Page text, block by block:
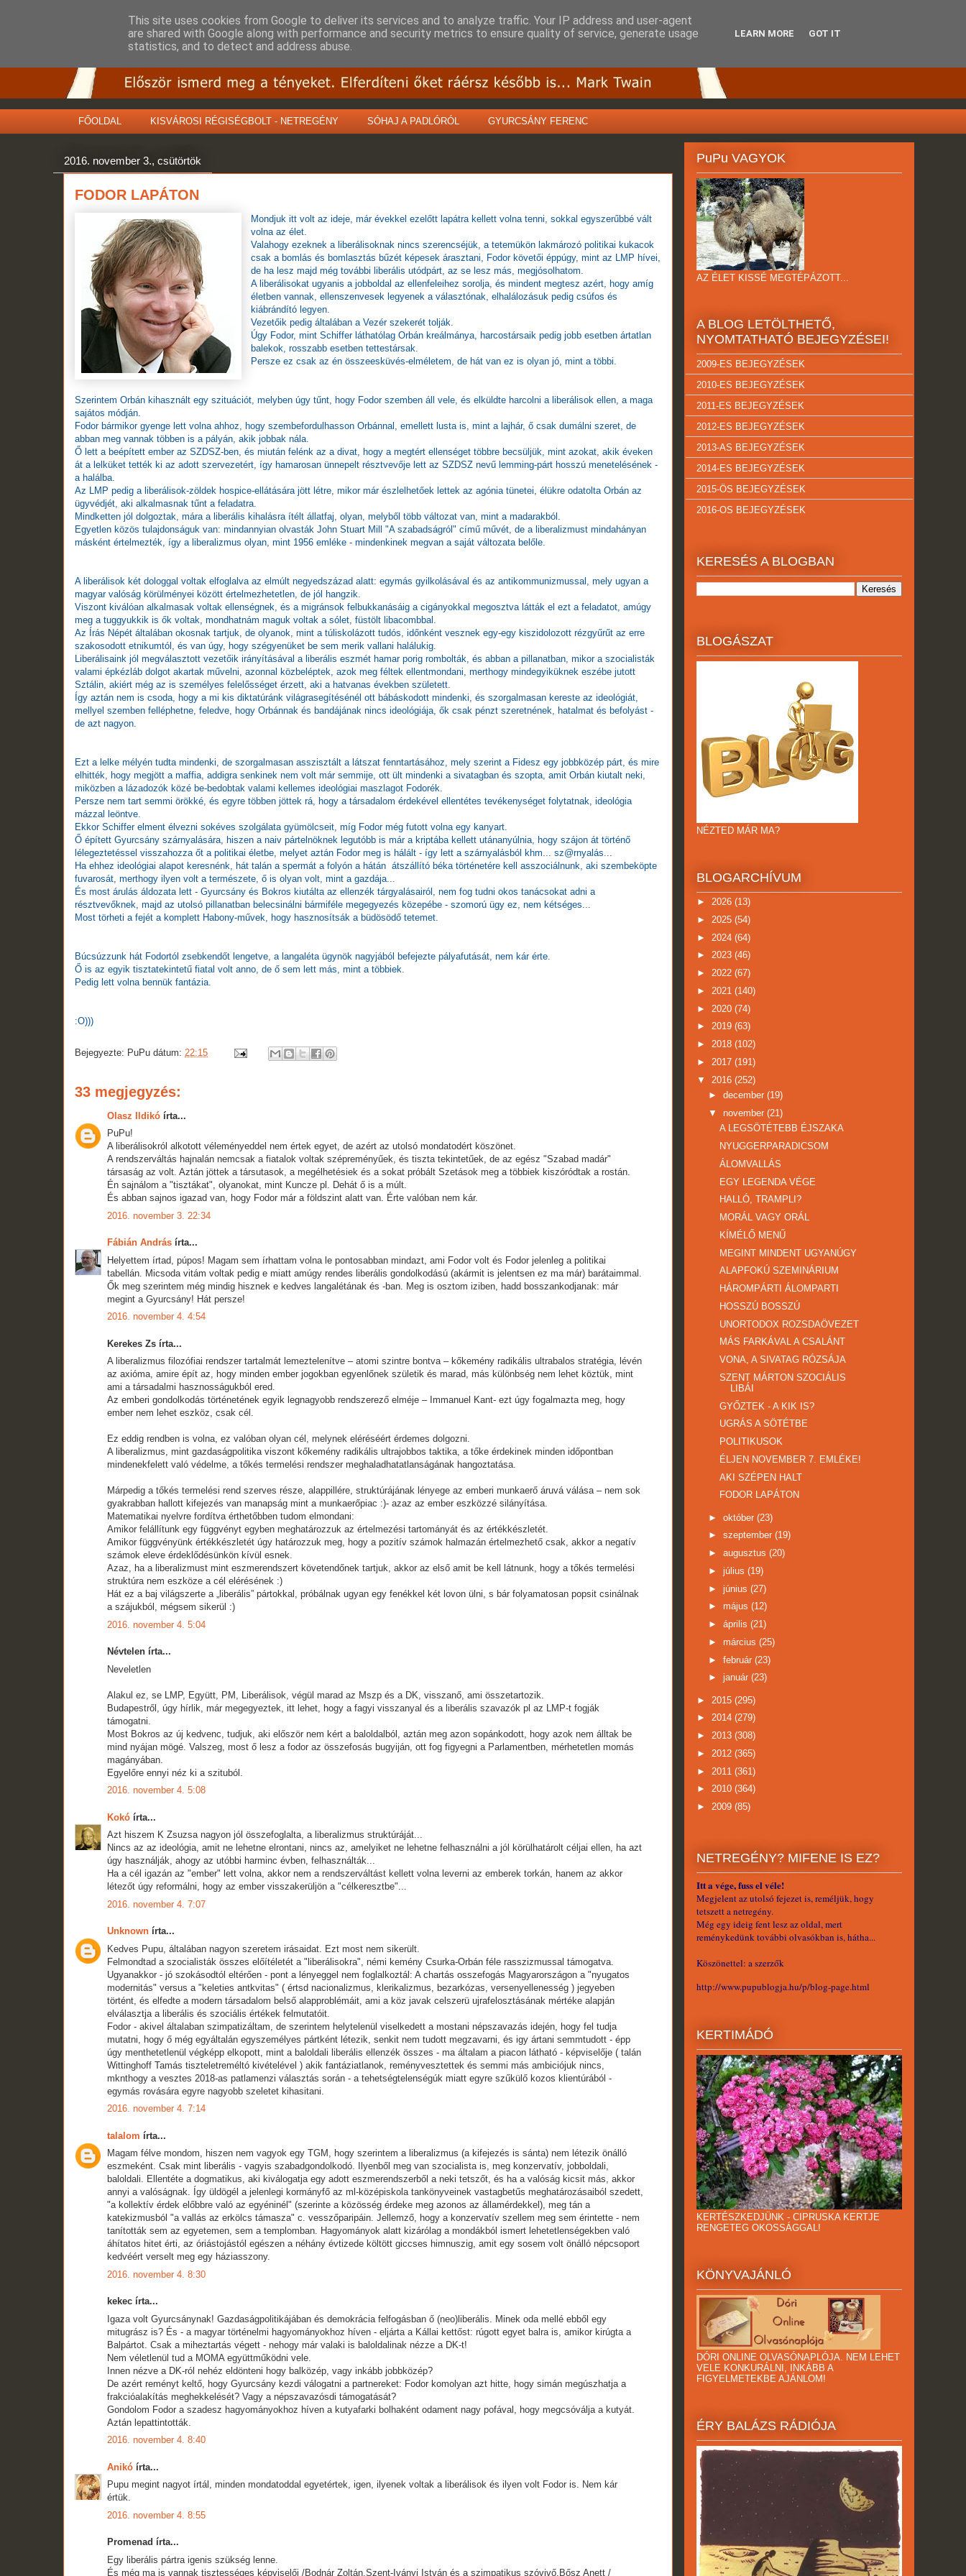
FŐOLDAL KISVÁROSI RÉGISÉGBOLT - NETREGÉNY SÓHAJ A PADLÓRÓL GYURCSÁNY FERENC
2016. november 3., csütörtök
FODOR LAPÁTON
Mondjuk itt volt az ideje, már évekkel ezelőtt lapátra kellett volna tenni, sokkal egyszerűbbé vált
volna az élet.
Valahogy ezeknek a liberálisoknak nincs szerencséjük, a tetemükön lakmározó politikai kukacok
csak a bomlás és bomlasztás bűzét képesek árasztani, Fodor követői éppúgy, mint az LMP hívei,
de ha lesz majd még további liberális utódpárt, az se lesz más, megjósolhatom.
A liberálisokat ugyanis a jobboldal az ellenfeleihez sorolja, és mindent megtesz azért, hogy amíg
életben vannak, ellenszenvesek legyenek a választónak, elhalálozásuk pedig csúfos és
kiábrándító legyen.
Vezetőik pedig általában a Vezér szekerét tolják.
Úgy Fodor, mint Schiffer láthatólag Orbán kreálmánya, harcostársaik pedig jobb esetben ártatlan
balekok, rosszabb esetben tettestársak.
Persze ez csak az én összeesküvés-elméletem, de hát van ez is olyan jó, mint a többi.
Szerintem Orbán kihasznált egy szituációt, melyben úgy tűnt, hogy Fodor szemben áll vele, és elküldte harcolni a liberálisok ellen, a maga
sajátos módján.
Fodor bármikor gyenge lett volna ahhoz, hogy szembefordulhasson Orbánnal, emellett lusta is, mint a lajhár, ő csak dumálni szeret, de
abban meg vannak többen is a pályán, akik jobbak nála.
Ő lett a beépített ember az SZDSZ-ben, és miután felénk az a divat, hogy a megtért ellenséget többre becsüljük, mint azokat, akik éveken
át a lelküket tették ki az adott szervezetért, így hamarosan ünnepelt résztvevője lett az SZDSZ nevű lemming-párt hosszú menetelésének -
a halálba.
Az LMP pedig a liberálisok-zöldek hospice-ellátására jött létre, mikor már észlelhetőek lettek az agónia tünetei, élükre odatolta Orbán az
ügyvédjét, aki alkalmasnak tűnt a feladatra.
Mindketten jól dolgoztak, mára a liberális kihalásra ítélt állatfaj, olyan, melyből több változat van, mint a madarakból.
Egyetlen közös tulajdonságuk van: mindannyian olvasták John Stuart Mill "A szabadságról" című művét, de a liberalizmust mindahányan
másként értelmezték, így a liberalizmus olyan, mint 1956 emléke - mindenkinek megvan a saját változata belőle.
A liberálisok két dologgal voltak elfoglalva az elmúlt negyedszázad alatt: egymás gyilkolásával és az antikommunizmussal, mely ugyan a
magyar valóság körülményei között értelmezhetetlen, de jól hangzik.
Viszont kiválóan alkalmasak voltak ellenségnek, és a migránsok felbukkanásáig a cigányokkal megosztva látták el ezt a feladatot, amúgy
meg a tuggyukkik is ők voltak, mondhatnám maguk voltak a sólet, füstölt libacombbal.
Az Írás Népét általában okosnak tartjuk, de olyanok, mint a túliskolázott tudós, időnként vesznek egy-egy kiszidolozott rézgyűrűt az erre
szakosodott etnikumtól, és van úgy, hogy szégyenüket be sem merik vallani halálukig.
Liberálisaink jól megválasztott vezetőik irányításával a liberális eszmét hamar porig rombolták, és abban a pillanatban, mikor a szocialisták
valami épkézláb dolgot akartak művelni, azonnal közbeléptek, azok meg féltek ellentmondani, merthogy mindegyiküknek eszébe jutott
Sztálin, akiért még az is személyes felelősséget érzett, aki a hatvanas években született.
Így aztán nem is csoda, hogy a mi kis diktatúránk világrasegítésénél ott bábáskodott mindenki, és szorgalmasan kereste az ideológiát,
mellyel szemben felléphetne, feledve, hogy Orbánnak és bandájának nincs ideológiája, ők csak pénzt szeretnének, hatalmat és befolyást -
de azt nagyon.
Ezt a lelke mélyén tudta mindenki, de szorgalmasan asszisztált a látszat fenntartásához, mely szerint a Fidesz egy jobbközép párt, és mire
elhitték, hogy megjött a maffia, addigra senkinek nem volt már semmije, ott ült mindenki a sivatagban és szopta, amit Orbán kiutalt neki,
miközben a lázadozók közé be-bedobtak valami kellemes ideológiai maszlagot Fodorék.
Persze nem tart semmi örökké, és egyre többen jöttek rá, hogy a társadalom érdekével ellentétes tevékenységet folytatnak, ideológia
mázzal leöntve.
Ekkor Schiffer elment élvezni sokéves szolgálata gyümölcseit, míg Fodor még futott volna egy kanyart.
Ő épített Gyurcsány szárnyalására, hiszen a naiv pártelnöknek legutóbb is már a kriptába kellett utánanyúlnia, hogy szájon át történő
lélegeztetéssel visszahozza őt a politikai életbe, melyet aztán Fodor meg is hálált - így lett a szárnyalásból khm... sz@rnyalás...
Ha ehhez ideológiai alapot keresnénk, hát talán a spermát a folyón a hátán átszállító béka történetére kell asszociálnunk, aki szembeköpte
fuvarosát, merthogy ilyen volt a természete, ő is olyan volt, mint a gazdája...
És most árulás áldozata lett - Gyurcsány és Bokros kiutálta az ellenzék tárgyalásairól, nem fog tudni okos tanácsokat adni a
résztvevőknek, majd az utolsó pillanatban belecsinálni bármiféle megegyezés közepébe - szomorú ügy ez, nem kétséges...
Most törheti a fejét a komplett Habony-művek, hogy hasznosítsák a büdösödő tetemet.
Búcsúzzunk hát Fodortól zsebkendőt lengetve, a langaléta ügynök nagyjából befejezte pályafutását, nem kár érte.
Ő is az egyik tisztatekintetű fiatal volt anno, de ő sem lett más, mint a többiek.
Pedig lett volna bennük fantázia.
:O)))
Bejegyezte: PuPu dátum: 22:15
33 megjegyzés:
Olasz Ildikó írta...
PuPu!
A liberálisokról alkotott véleményeddel nem értek egyet, de azért az utolsó mondatodért köszönet.
A rendszerváltás hajnalán nemcsak a fiatalok voltak szépreményűek, és tiszta tekintetűek, de az egész "Szabad madár"
társaság az volt. Aztán jöttek a társutasok, a megélhetésiek és a sokat próbált Szetások meg a többiek kiszóródtak a rostán.
Én sajnálom a "tisztákat", olyanokat, mint Kuncze pl. Dehát ő is a múlt.
És abban sajnos igazad van, hogy Fodor már a földszint alatt van. Érte valóban nem kár.
2016. november 3. 22:34
Fábián András írta...
Helyettem írtad, púpos! Magam sem írhattam volna le pontosabban mindazt, ami Fodor volt és Fodor jelenleg a politikai
tabellán. Micsoda vitám voltak pedig e miatt amúgy rendes liberális gondolkodású (akármit is jelentsen ez ma már) barátaimmal.
Ők meg szerintem még mindig hisznek e kedves langalétának és -ban. Meg is osztom iziben, hadd bosszankodjanak: már
megint a Gyurcsány! Hát persze!
2016. november 4. 4:54
Kerekes Zs írta...
A liberalizmus filozófiai rendszer tartalmát lemeztelenítve – atomi szintre bontva – kőkemény radikális ultrabalos stratégia, lévén
az axióma, amire épít az, hogy minden ember jogokban egyenlőnek születik és marad, más különbség nem lehet köztük, mint
ami a társadalmi hasznosságukból ered.
Az emberi gondolkodás történetének egyik legnagyobb rendszerező elméje – Immanuel Kant- ezt úgy fogalmazta meg, hogy
ember nem lehet eszköz, csak cél.
Ez eddig rendben is volna, ez valóban olyan cél, melynek eléréséért érdemes dolgozni.
A liberalizmus, mint gazdaságpolitika viszont kőkemény radikális ultrajobbos taktika, a tőke érdekinek minden időpontban
mindenekfelett való védelme, a tőkés termelési rendszer meghaladhatatlanságának hangoztatása.
Márpedig a tőkés termelési rend szerves része, alappillére, struktúrájának lényege az emberi munkaerő áruvá válása – nem sok
gyakrabban hallott kifejezés van manapság mint a munkaerőpiac :)- azaz az ember eszközzé silányítása.
Matematikai nyelvre fordítva érthetőbben tudom elmondani:
Amikor felállítunk egy függvényt egyben meghatározzuk az értelmezési tartományát és az értékkészletét.
Amikor függvényünk értékkészletét úgy határozzuk meg, hogy a pozitív számok halmazán értelmezhető csak, akkor a negatív
számok eleve érdeklődésünkön kívül esnek.
Azaz, ha a liberalizmust mint eszmerendszert követendőnek tartjuk, akkor az első amit be kell látnunk, hogy a tőkés termelési
struktúra nem eszköze a cél elérésének :)
Hát ez a baj világszerte a „liberális” pártokkal, próbálnak ugyan egy fenékkel két lovon ülni, s bár folyamatosan popsit csinálnak
a szájukból, mégsem sikerül :)
2016. november 4. 5:04
Névtelen írta...
Neveletlen
Alakul ez, se LMP, Együtt, PM, Liberálisok, végül marad az Mszp és a DK, visszanő, ami összetartozik.
Budapestről, úgy hírlik, már megegyeztek, itt lehet, hogy a fagyi visszanyal és a liberális szavazók pl az LMP-t fogják
támogatni.
Most Bokros az új kedvenc, tudjuk, aki először nem kért a baloldalból, aztán meg azon sopánkodott, hogy azok nem álltak be
mind nyájan mögé. Valszeg, most ő lesz a fodor az összefosás bugyiján, ott fog figyegni a Parlamentben, mérhetetlen momás
magányában.
Egyelőre ennyi néz ki a szituból.
2016. november 4. 5:08
Kokó írta...
Azt hiszem K Zsuzsa nagyon jól összefoglalta, a liberalizmus struktúráját...
Nincs az az ideológia, amit ne lehetne elrontani, nincs az, amelyiket ne lehetne felhasználni a jól körülhatárolt céljai ellen, ha azt
úgy használják, ahogy az utóbbi harminc évben, felhasználták...
Ha a cél igazán az "ember" lett volna, akkor nem a rendszerváltást kellett volna leverni az emberek torkán, hanem az akkor
létezőt úgy reformálni, hogy az ember visszakerüljön a "célkeresztbe"...
2016. november 4. 7:07
Unknown írta...
Kedves Pupu, általában nagyon szeretem irásaidat. Ezt most nem sikerült.
Felmondtad a szocialisták összes előítéletét a "liberálisokra", némi kemény Csurka-Orbán féle rasszizmussal támogatva.
Ugyanakkor - jó szokásodtól eltérően - pont a lényeggel nem foglalkoztál: A chartás osszefogás Magyarországon a "nyugatos
modernitás" versus a "keleties antkvitas" ( értsd nacionalizmus, klerikalizmus, bezarkózas, versenyellenesség ) jegyeben
történt, és elfedte a modern társadalom belső alapproblémáit, ami a köz javak celszerü ujrafelosztásának mértéke alapján
elválasztja a liberális és szociális értékek felmutatóit.
Fodor - akivel általaban szimpatizáltam, de szerintem helytelenül viselkedett a mostani népszavazás idején, hogy fel tudja
mutatni, hogy ő még egyáltalán egyszemélyes pártként létezik, senkit nem tudott megzavarni, és igy ártani semmtudott - épp
úgy menthetetlenül végképp elkopott, mint a baloldali liberális ellenzék összes - ma általam a piacon látható - képviselője ( talán
Wittinghoff Tamás tiszteletreméltó kivételével ) akik fantáziatlanok, reményvesztettek és semmi más ambiciójuk nincs,
mknthogy a vesztes 2018-as patlamenzi választás során - a tehetségtelenségúk miatt egyre szűkülő kozos klientúrából -
egymás rovására egyre nagyobb szeletet kihasitani.
2016. november 4. 7:14
talalom írta...
Magam félve mondom, hiszen nem vagyok egy TGM, hogy szerintem a liberalizmus (a kifejezés is sánta) nem létezik önálló
eszmeként. Csak mint liberális - vagyis szabadgondolkodó. Ilyenből meg van szocialista is, meg konzervatív, jobboldali,
baloldali. Ellentéte a dogmatikus, aki kiválogatja egy adott eszmerendszerből a neki tetszőt, és ha a valóság kicsit más, akkor
annyi a valóságnak. Így üldögél a jelenlegi kormányfő az ml-középiskola tankönyveinek vastagbetűs meghatározásaiból szedett,
"a kollektív érdek előbbre való az egyéninél" (szerinte a közösség érdeke meg azonos az államérdekkel), meg tán a
katekizmusból "a vallás az erkölcs támasza" c. vesszőparipáin. Jellemző, hogy a konzervatív szellem meg sem érintette - nem
tanították sem az egyetemen, sem a templomban. Hagyományok alatt kizárólag a mondákból ismert lehetetlenségekben való
áhítatos hitet érti, az óriástojástól egészen a néhány évtizede költött giccses himnuszig, amit egy sosem volt önálló népcsoport
kedvéért verselt meg egy háziasszony.
2016. november 4. 8:30
kekec írta...
Igaza volt Gyurcsánynak! Gazdaságpolitikájában és demokrácia felfogásban ő (neo)liberális. Minek oda mellé ebből egy
mitugrász is? És - a magyar történelmi hagyományokhoz híven - eljárta a Kállai kettőst: rúgott egyet balra is, amikor kirúgta a
Balpártot. Csak a miheztartás végett - nehogy már valaki is baloldalinak nézze a DK-t!
Nem véletlenül tud a MOMA együttműködni vele.
Innen nézve a DK-ról nehéz eldönteni hogy balközép, vagy inkább jobbközép?
De azért reményt keltő, hogy Gyurcsány kezdi válogatni a partnereket: Fodor komolyan azt hitte, hogy simán megúszhatja a
frakcióalakítás meghekkelését? Vagy a népszavazósdi támogatását?
Gondolom Fodor a szadesz hagyományokhoz híven a kutyafarki bolhaként odament nagy pofával, hogy megcsóválja a kutyát.
Aztán lepattintották.
2016. november 4. 8:40
Anikó írta...
Pupu megint nagyot írtál, minden mondatoddal egyetértek, igen, ilyenek voltak a liberálisok és ilyen volt Fodor is. Nem kár
értük.
2016. november 4. 8:55
Promenad írta...
Egy liberális pártra igenis szükség lenne.
És még ma is vannak tisztességes képviselői /Bodnár Zoltán,Szent-Iványi István és a szimpatikus szóvivő,Bősz Anett /
PuPu VAGYOK
AZ ÉLET KISSÉ MEGTÉPÁZOTT...
A BLOG LETÖLTHETŐ,
NYOMTATHATÓ BEJEGYZÉSEI!
2009-ES BEJEGYZÉSEK
2010-ES BEJEGYZÉSEK
2011-ES BEJEGYZÉSEK
2012-ES BEJEGYZÉSEK
2013-AS BEJEGYZÉSEK
2014-ES BEJEGYZÉSEK
2015-ÖS BEJEGYZÉSEK
2016-OS BEJEGYZÉSEK
KERESÉS A BLOGBAN
BLOGÁSZAT
NÉZTED MÁR MA?
BLOGARCHÍVUM
► 2026 (13)
► 2025 (54)
► 2024 (64)
► 2023 (46)
► 2022 (67)
► 2021 (140)
► 2020 (74)
► 2019 (63)
► 2018 (102)
► 2017 (191)
▼ 2016 (252)
► december (19)
▼ november (21)
A LEGSÖTÉTEBB ÉJSZAKA
NYUGGERPARADICSOM
ÁLOMVALLÁS
EGY LEGENDA VÉGE
HALLÓ, TRAMPLI?
MORÁL VAGY ORÁL
KÍMÉLŐ MENŰ
MEGINT MINDENT UGYANÚGY
ALAPFOKÚ SZEMINÁRIUM
HÁROMPÁRTI ÁLOMPARTI
HOSSZÚ BOSSZÚ
UNORTODOX ROZSDAÖVEZET
MÁS FARKÁVAL A CSALÁNT
VONA, A SIVATAG RÓZSÁJA
SZENT MÁRTON SZOCIÁLIS
LIBÁI
GYŐZTEK - A KIK IS?
UGRÁS A SÖTÉTBE
POLITIKUSOK
ÉLJEN NOVEMBER 7. EMLÉKE!
AKI SZÉPEN HALT
FODOR LAPÁTON
► október (23)
► szeptember (19)
► augusztus (20)
► július (19)
► június (27)
► május (12)
► április (21)
► március (25)
► február (23)
► január (23)
► 2015 (295)
► 2014 (279)
► 2013 (308)
► 2012 (365)
► 2011 (361)
► 2010 (364)
► 2009 (85)
NETREGÉNY? MIFENE IS EZ?
Itt a vége, fuss el véle!
Megjelent az utolsó fejezet is, reméljük, hogy
tetszett a netregény.
Még egy ideig fent lesz az oldal, mert
reménykedünk további olvasókban is, hátha...
Köszönettel: a szerzők
http://www.pupublogja.hu/p/blog-page.html
KERTIMÁDÓ
KERTÉSZKEDJÜNK - CIPRUSKA KERTJE
RENGETEG OKOSSÁGGAL!
KÖNYVAJÁNLÓ
DÓRI ONLINE OLVASÓNAPLÓJA. NEM LEHET
VELE KONKURÁLNI, INKÁBB A
FIGYELMETEKBE AJÁNLOM!
ÉRY BALÁZS RÁDIÓJA
This site uses cookies from Google to deliver its services and to analyze traffic. Your IP address and user-agent
are shared with Google along with performance and security metrics to ensure quality of service, generate usage
statistics, and to detect and address abuse.
LEARN MORE GOT IT